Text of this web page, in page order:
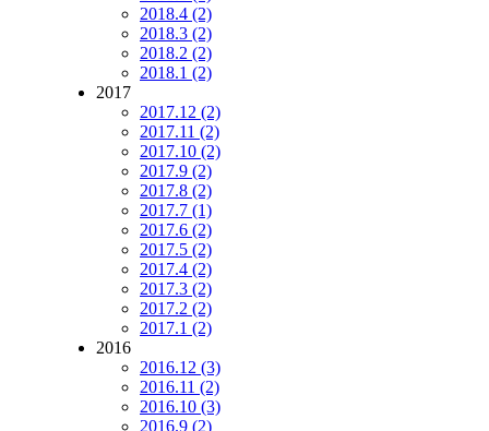
2018.4 (2)
2018.3 (2)
2018.2 (2)
2018.1 (2)
2017
2017.12 (2)
2017.11 (2)
2017.10 (2)
2017.9 (2)
2017.8 (2)
2017.7 (1)
2017.6 (2)
2017.5 (2)
2017.4 (2)
2017.3 (2)
2017.2 (2)
2017.1 (2)
2016
2016.12 (3)
2016.11 (2)
2016.10 (3)
2016.9 (2)